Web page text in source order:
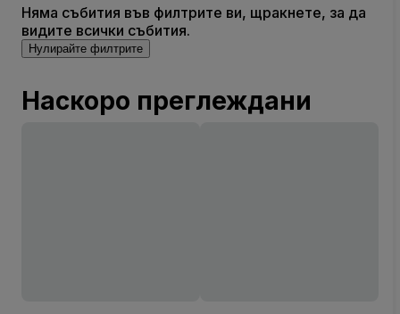
Няма събития във филтрите ви, щракнете, за да
видите всички събития.
Нулирайте филтрите
Наскоро преглеждани